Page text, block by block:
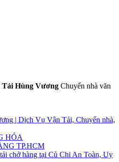
Tải Hùng Vương Chuyển nhà văn
| Dịch Vụ Vận Tải, Chuyển nhà,
HÓA
TP.HCM
chở hàng tại Củ Chi An Toàn, Uy